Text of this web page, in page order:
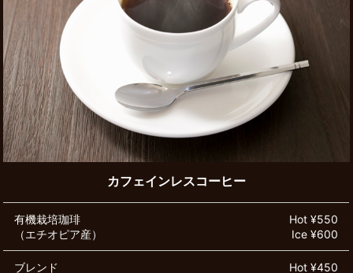
カフェインレスコーヒー
有機栽培珈琲
（エチオピア産）
Hot ¥550
Ice ¥600
ブレンド
Hot ¥450